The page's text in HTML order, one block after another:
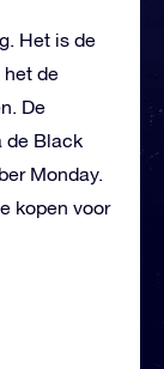
Het is de
het de
De
de Black
Monday.
kopen voor